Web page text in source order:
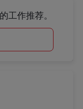
工作推荐。